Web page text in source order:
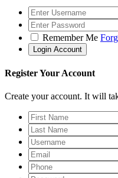
Remember Me
Register Your Account
Create your account. It will